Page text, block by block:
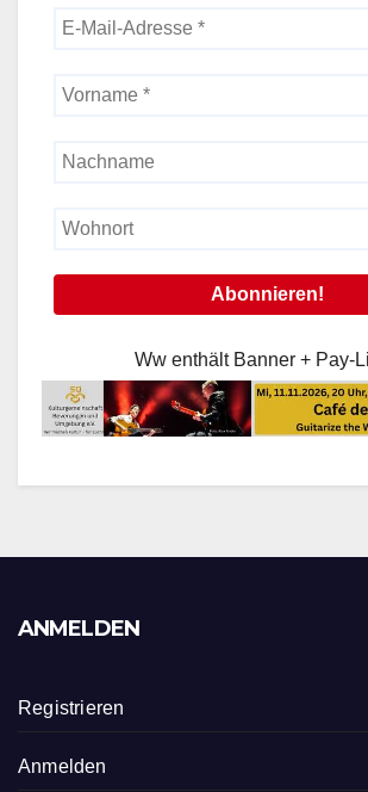
Ww enthält Banner + Pay-
ANMELDEN
Registrieren
Anmelden